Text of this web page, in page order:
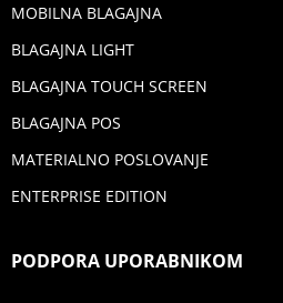
MOBILNA BLAGAJNA
BLAGAJNA LIGHT
BLAGAJNA TOUCH SCREEN
BLAGAJNA POS
MATERIALNO POSLOVANJE
ENTERPRISE EDITION
PODPORA UPORABNIKOM